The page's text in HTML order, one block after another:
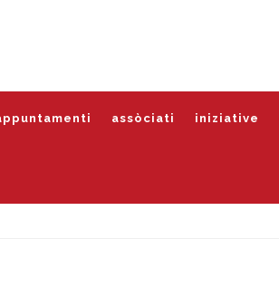
assòciati iniziative